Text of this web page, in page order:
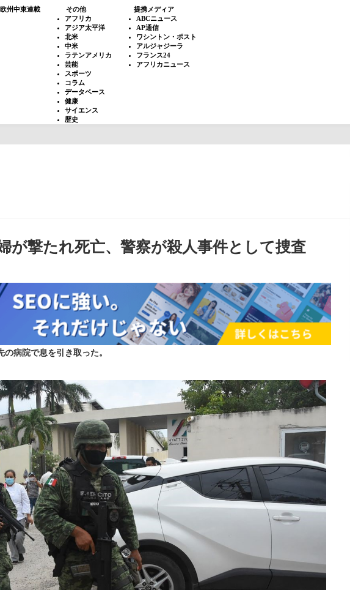
欧州中東連載
その他
アフリカ
アジア太平洋
北米
中米
ラテンアメリカ
芸能
スポーツ
コラム
データベース
健康
サイエンス
歴史
提携メディア
ABCニュース
AP通信
ワシントン・ポスト
アルジャジーラ
フランス24
アフリカニュース
が撃たれ死亡、警察が殺人事件として捜査
病院で息を引き取った。